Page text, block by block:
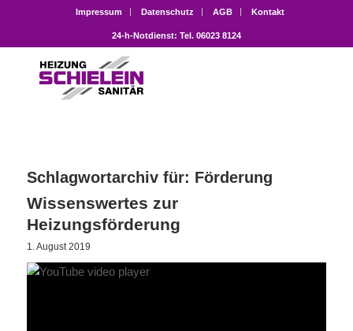
Impressum Datenschutz AGB Kontakt
24-h-Notdienst: Tel. 06023 8124
Schlagwortarchiv für: Förderung
Wissenswertes zur
Heizungsförderung
1. August 2019